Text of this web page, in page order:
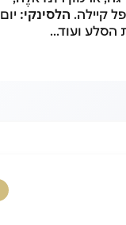
קיילה. הלסינקי: יום
הסלע ועוד...